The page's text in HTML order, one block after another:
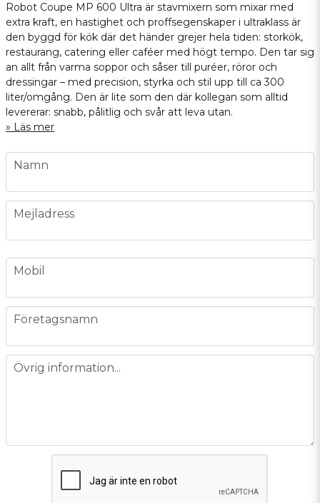
Robot Coupe MP 600 Ultra är stavmixern som mixar med
extra kraft, en hastighet och proffsegenskaper i ultraklass är
den byggd för kök där det händer grejer hela tiden: storkök,
restaurang, catering eller caféer med högt tempo. Den tar sig
an allt från varma soppor och såser till puréer, röror och
dressingar – med precision, styrka och stil upp till ca 300
liter/omgång. Den är lite som den där kollegan som alltid
levererar: snabb, pålitlig och svår att leva utan.
Läs mer
name
Namn
email
Mejladress
phone
Mobil
company
Företagsnamn
message
Övrig information...